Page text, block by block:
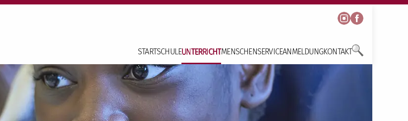
STARTSCHULEUNTERRICHTMENSCHENSERVICEANMELDUNGKONTAKT